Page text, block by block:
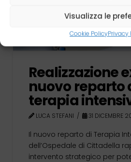
Visualizza le
Cookie PolicyPrivacy
Realizzazione
nuovo reparto
terapia
LUCA STEFANI 31 DICEMBRE
Il nuovo reparto di Terapia
dell’Ospedale di Cittadella
intervento strategico per